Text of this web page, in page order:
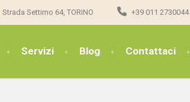
Strada Settimo 64, TORINO +39 011 2730044
Servizi Blog Contattaci